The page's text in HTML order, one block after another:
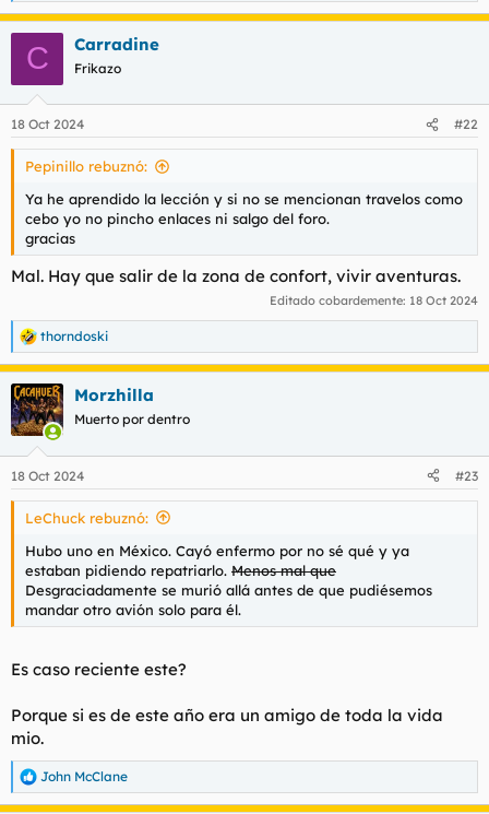
e
a
e
s
C Carradine
Frikazo
18 Oct 2024 #22
Pepinillo rebuznó:
Ya he aprendido la lección y si no se mencionan travelos como
cebo yo no pincho enlaces ni salgo del foro.
gracias
Mal. Hay que salir de la zona de confort, vivir aventuras.
Editado cobardemente: 18 Oct 2024
R
e
c
c
i
e
s
thorndoski
Morzhilla
Muerto por dentro
18 Oct 2024 #23
LeChuck rebuznó:
Hubo uno en México. Cayó enfermo por no sé qué y ya
estaban pidiendo repatriarlo. Menos mal que
Desgraciadamente se murió allá antes de que pudiésemos
mandar otro avión solo para él.
Es caso reciente este?
Porque si es de este año era un amigo de toda la vida
mio.
R
e
John McClane